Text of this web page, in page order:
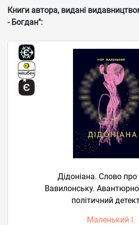
Книги автора, видані
- Богдан":
Дідоніана. Слово
Вавилонську.
політичний
Маленький І.